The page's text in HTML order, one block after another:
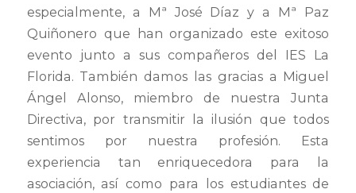
especialmente, a Mª José Díaz y a Mª Paz
Quiñonero que han organizado este exitoso
evento junto a sus compañeros del IES La
Florida. También damos las gracias a Miguel
Ángel Alonso, miembro de nuestra Junta
Directiva, por transmitir la ilusión que todos
sentimos por nuestra profesión. Esta
experiencia tan enriquecedora para la
asociación, así como para los estudiantes de